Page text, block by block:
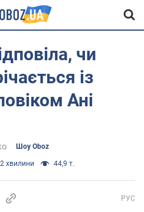
чи
із
Ані
Шоу Oboz
2 хвилини 44,9 т.
РУС